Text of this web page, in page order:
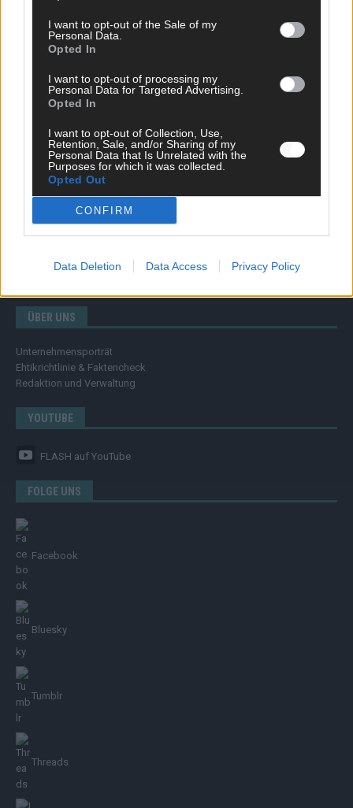
I want to opt-out of the Sale of my
Personal Data.
Opted In
I want to opt-out of processing my
Personal Data for Targeted Advertising.
Opted In
I want to opt-out of Collection, Use,
Retention, Sale, and/or Sharing of my
Personal Data that Is Unrelated with the
Purposes for which it was collected.
Opted Out
CONFIRM
Data Deletion Data Access Privacy Policy
SCHNELL ZUM RESSORT
Nachrichten
Ratgeber
Wissen
Kommentar
Streams & Storys
ÜBER UNS
Unternehmensporträt
Ehtikrichtlinie & Faktencheck
Redaktion und Verwaltung
YOUTUBE
FLASH auf YouTube
FOLGE UNS
Facebook
Bluesky
Tumblr
Threads